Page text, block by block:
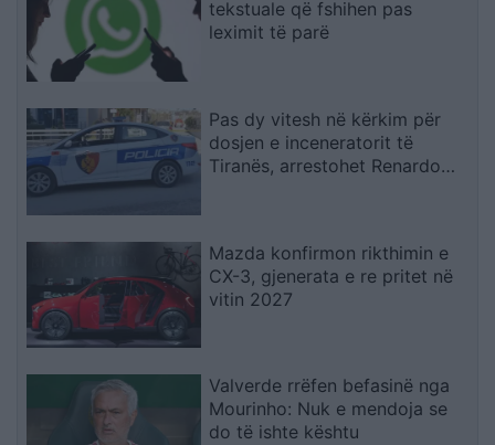
tekstuale që fshihen pas
leximit të parë
Pas dy vitesh në kërkim për
dosjen e inceneratorit të
Tiranës, arrestohet Renardo
Mazda konfirmon rikthimin e
CX-3, gjenerata e re pritet në
vitin 2027
Valverde rrëfen befasinë nga
Mourinho: Nuk e mendoja se
do të ishte kështu